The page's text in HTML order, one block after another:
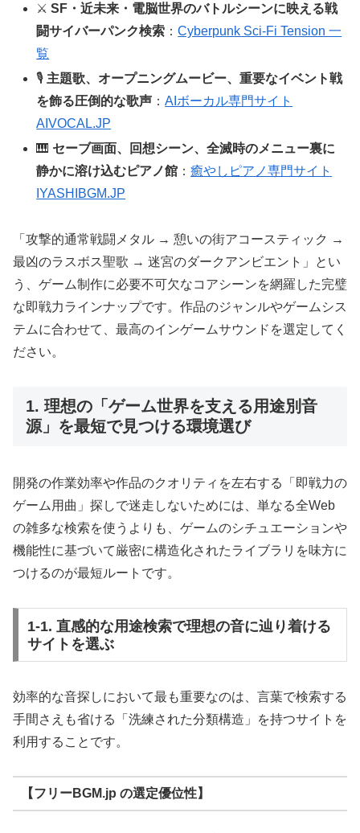
⚔️SF・近未来・電脳世界のバトルシーンに映える戦
闘サイバーパンク検索 ：Cyberpunk Sci-Fi Tension 一
覧
🎙️ 主題歌、オープニングムービー、重要なイベント戦
を飾る圧倒的な歌声 ：AIボーカル専門サイト
AIVOCAL.JP
🎹 セーブ画面、回想シーン、全滅時のメニュー裏に
静かに溶け込むピアノ館 ：癒やしピアノ専門サイト
IYASHIBGM.JP
「攻撃的通常戦闘メタル → 憩いの街アコースティック →
最凶のラスボス聖歌 → 迷宮のダークアンビエント」とい
う、ゲーム制作に必要不可欠なコアシーンを網羅した完璧
な即戦力ラインナップです。作品のジャンルやゲームシス
テムに合わせて、最高のインゲームサウンドを選定してく
ださい。
1. 理想の「ゲーム世界を支える用途別音
源」を最短で見つける環境選び
開発の作業効率や作品のクオリティを左右する「即戦力の
ゲーム用曲」探しで迷走しないためには、単なる全Web
の雑多な検索を使うよりも、ゲームのシチュエーションや
機能性に基づいて厳密に構造化されたライブラリを味方に
つけるのが最短ルートです。
1-1. 直感的な用途検索で理想の音に辿り着ける
サイトを選ぶ
効率的な音探しにおいて最も重要なのは、言葉で検索する
手間さえも省ける「洗練された分類構造」を持つサイトを
利用することです。
【フリーBGM.jp の選定優位性】